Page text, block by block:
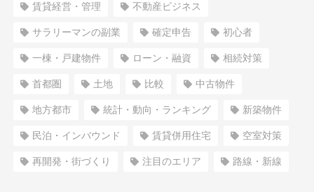
賃貸経営・管理 不動産ビジネス
サラリーマンの副業 確定申告 初心者
一棟・戸建物件 ローン・融資 相続対策
首都圏 土地 比較 中古物件
地方都市 統計・動向・ランキング 新築物件
民泊・インバウンド 賃貸併用住宅 空室対策
再開発・街づくり 注目のエリア 路線・新線